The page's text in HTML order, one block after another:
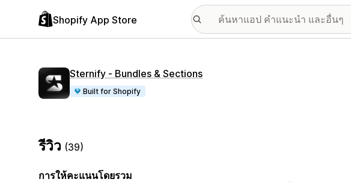
Shopify App Store
Sternify ‑ Bundles & Sections
Built for Shopify
รีวิว (39)
การให้คะแนนโดยรวม